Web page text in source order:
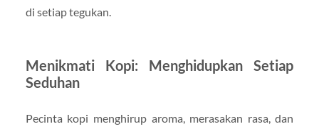
di setiap tegukan.
Menikmati Kopi: Menghidupkan Setiap
Seduhan
Pecinta kopi menghirup aroma, merasakan rasa, dan